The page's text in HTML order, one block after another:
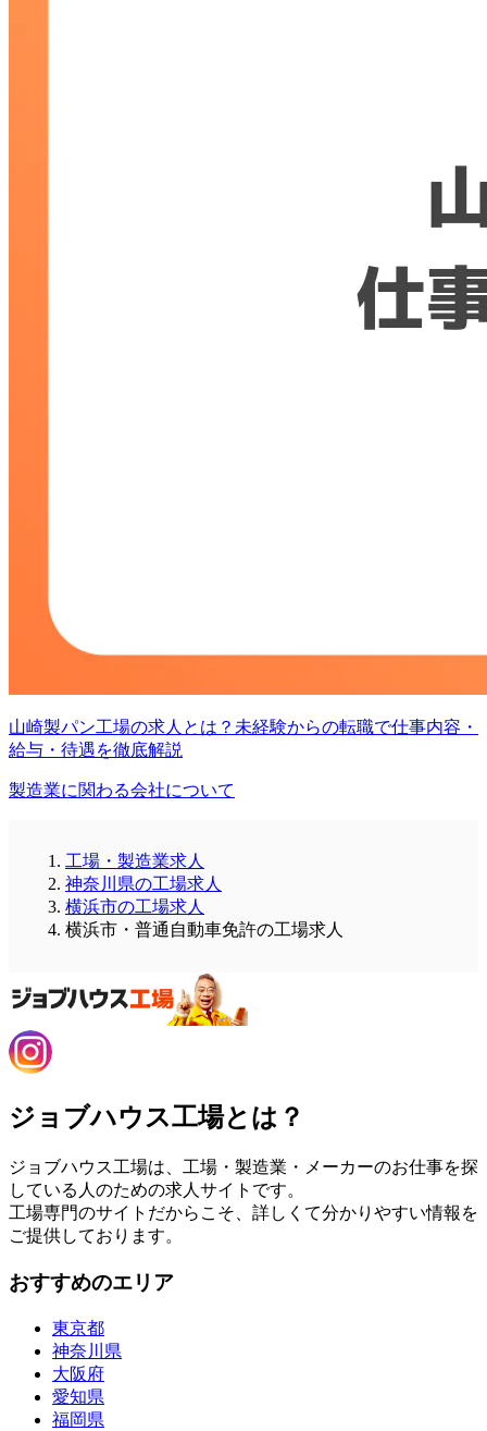
山崎製パン工場の求人とは？未経験からの転職で仕事内容・
給与・待遇を徹底解説
製造業に関わる会社について
工場・製造業求人
神奈川県の工場求人
横浜市の工場求人
横浜市・普通自動車免許の工場求人
ジョブハウス工場とは？
ジョブハウス工場は、工場・製造業・メーカーのお仕事を探
している人のための求人サイトです。
工場専門のサイトだからこそ、詳しくて分かりやすい情報を
ご提供しております。
おすすめのエリア
東京都
神奈川県
大阪府
愛知県
福岡県